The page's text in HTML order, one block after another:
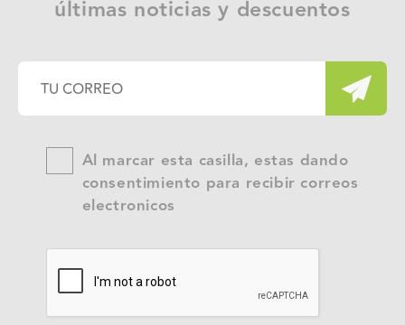
últimas noticias y descuentos
Al marcar esta casilla, estas dando
consentimiento para recibir correos
electronicos